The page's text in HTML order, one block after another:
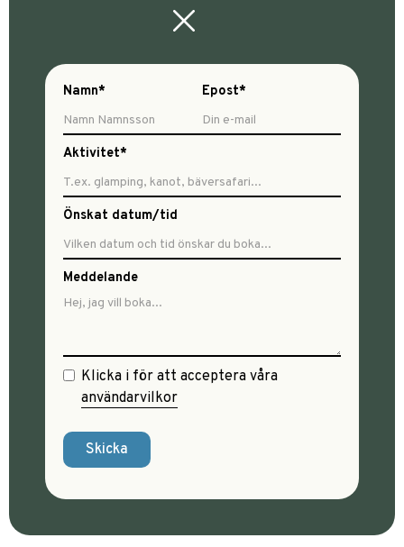
Namn* Epost*
Aktivitet*
Önskat datum/tid
Meddelande
Klicka i för att acceptera våra
användarvilkor